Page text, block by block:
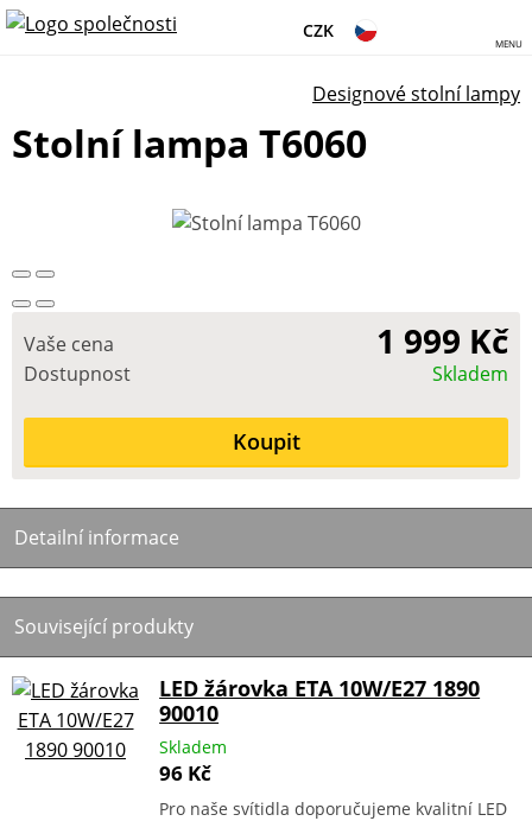
CZK
MENU
Designové stolní lampy
Stolní lampa T6060
Vaše cena 1 999 Kč
Dostupnost Skladem
Detailní informace
Související produkty
LED žárovka ETA 10W/E27 1890
90010
Skladem
96 Kč
Pro naše svítidla doporučujeme kvalitní LED